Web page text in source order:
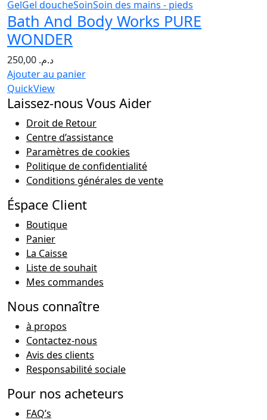
GelGel doucheSoinSoin des mains - pieds
Bath And Body Works PURE
WONDER
د.م.
Ajouter au panier
QuickView
Laissez-nous Vous Aider
Droit de Retour
Centre d’assistance
Paramètres de cookies
Politique de confidentialité
Conditions générales de vente
Éspace Client
Boutique
Panier
La Caisse
Liste de souhait
Mes commandes
Nous connaître
à propos
Contactez-nous
Avis des clients
Responsabilité sociale
Pour nos acheteurs
FAQ’s